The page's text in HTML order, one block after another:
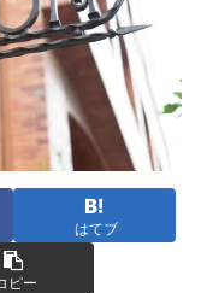
はてブ
ピー